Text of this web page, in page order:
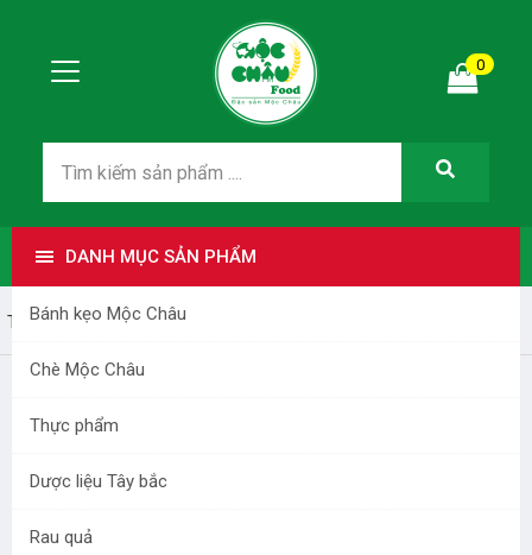
0
DANH MỤC SẢN PHẨM
Bánh kẹo Mộc Châu
Chè Mộc Châu
Thực phẩm
Dược liệu Tây bắc
Rau quả
Trang nhất qua mo moc chau
QUA MO MOC CHAU